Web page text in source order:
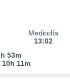
Mediodía
13:02
53m
10h 11m